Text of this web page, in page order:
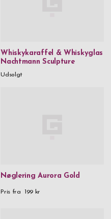
Whiskykaraffel & Whiskyglas
Nachtmann Sculpture
Udsolgt
Nøglering Aurora Gold
Pris fra 199 kr